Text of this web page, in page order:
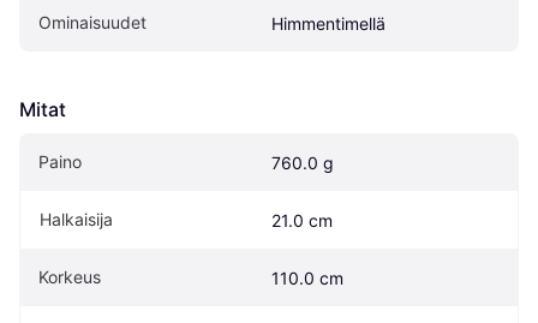
Ominaisuudet Himmentimellä
Mitat
Paino 760.0 g
Halkaisija 21.0 cm
Korkeus 110.0 cm